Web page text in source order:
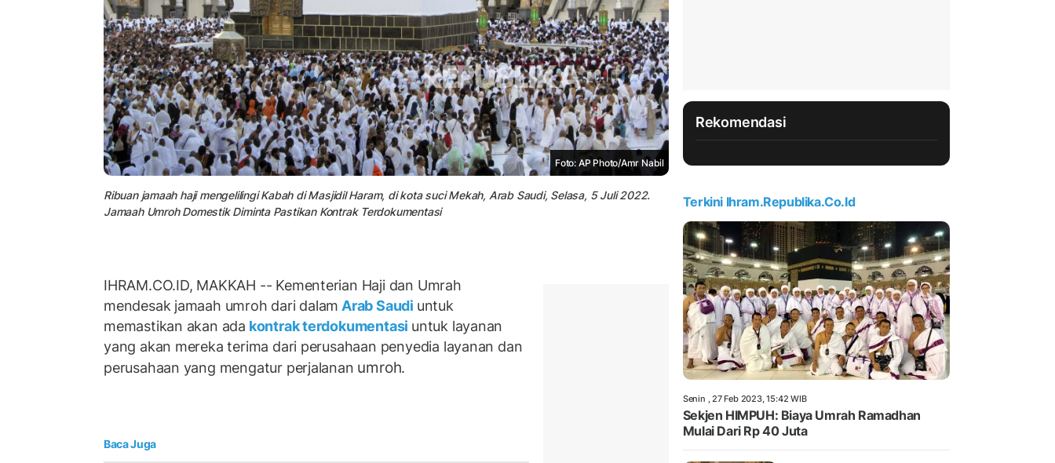
Foto: AP Photo/Amr Nabil
Ribuan jamaah haji mengelilingi Kabah di Masjidil Haram, di kota suci Mekah, Arab Saudi, Selasa, 5 Juli 2022.
Jamaah Umroh Domestik Diminta Pastikan Kontrak Terdokumentasi
IHRAM.CO.ID, MAKKAH -- Kementerian Haji dan Umrah
mendesak jamaah umroh dari dalam Arab Saudi untuk
memastikan akan ada kontrak terdokumentasi untuk layanan
yang akan mereka terima dari perusahaan penyedia layanan dan
perusahaan yang mengatur perjalanan umroh.
Baca Juga
Rekomendasi
Terkini Ihram.republika.co.id
Senin , 27 Feb 2023, 15:42 WIB
Sekjen HIMPUH: Biaya Umrah Ramadhan
Mulai Dari Rp 40 Juta